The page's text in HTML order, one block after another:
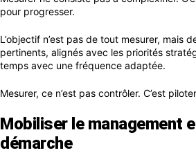
pour progresser.
L’objectif n’est pas de tout mesurer, mais
pertinents, alignés avec les priorités
temps avec une fréquence adaptée.
Mesurer, ce n’est pas contrôler. C’est
Mobiliser le management
démarche